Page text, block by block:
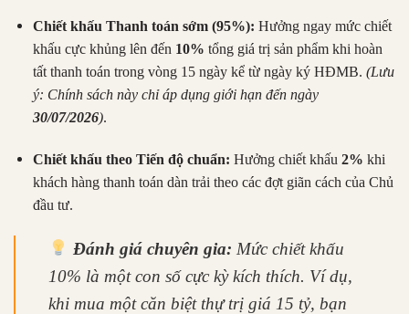
Chiết khấu Thanh toán sớm (95%): Hưởng ngay mức chiết
khấu cực khủng lên đến 10% tổng giá trị sản phẩm khi hoàn
tất thanh toán trong vòng 15 ngày kể từ ngày ký HĐMB. (Lưu
ý: Chính sách này chỉ áp dụng giới hạn đến ngày
30/07/2026).
Chiết khấu theo Tiến độ chuẩn: Hưởng chiết khấu 2% khi
khách hàng thanh toán dàn trải theo các đợt giãn cách của Chủ
đầu tư.
Đánh giá chuyên gia: Mức chiết khấu
10% là một con số cực kỳ kích thích. Ví dụ,
khi mua một căn biệt thự trị giá 15 tỷ, bạn